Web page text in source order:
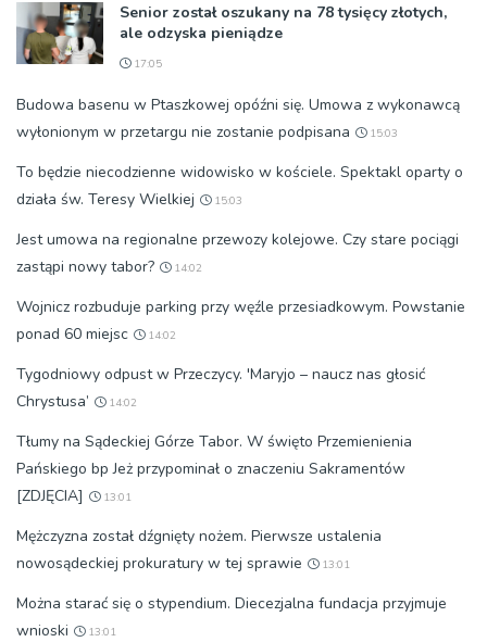
Senior został oszukany na 78 tysięcy złotych,
ale odzyska pieniądze
17:05
Budowa basenu w Ptaszkowej opóźni się. Umowa z wykonawcą
wyłonionym w przetargu nie zostanie podpisana
15:03
To będzie niecodzienne widowisko w kościele. Spektakl oparty o
działa św. Teresy Wielkiej
15:03
Jest umowa na regionalne przewozy kolejowe. Czy stare pociągi
zastąpi nowy tabor?
14:02
Wojnicz rozbuduje parking przy węźle przesiadkowym. Powstanie
ponad 60 miejsc
14:02
Tygodniowy odpust w Przeczycy. 'Maryjo – naucz nas głosić
Chrystusa’
14:02
Tłumy na Sądeckiej Górze Tabor. W święto Przemienienia
Pańskiego bp Jeż przypominał o znaczeniu Sakramentów
[ZDJĘCIA]
13:01
Mężczyzna został dźgnięty nożem. Pierwsze ustalenia
nowosądeckiej prokuratury w tej sprawie
13:01
Można starać się o stypendium. Diecezjalna fundacja przyjmuje
wnioski
13:01